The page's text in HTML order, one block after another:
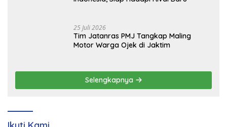
25 Juli 2026
Tim Jatanras PMJ Tangkap Maling
Motor Warga Ojek di Jaktim
Selengkapnya